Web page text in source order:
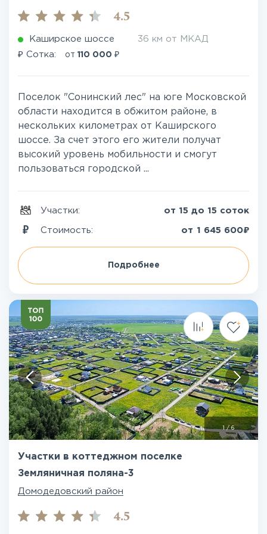
4.5
Каширское шоссе 36 км от МКАД
₽ Сотка: от 110 000 ₽
Поселок "Сонинский лес" на юге Московской
области находится в обжитом районе, в
нескольких километрах от Каширского
шоссе. За счет этого его жители получат
высокий уровень мобильности и смогут
пользоваться городской ...
Участки: от 15 до 15 соток
Стоимость: от 1 645 600₽
Подробнее
1/6
Участки в коттеджном поселке
Земляничная поляна-3
Домодедовский район
4.5